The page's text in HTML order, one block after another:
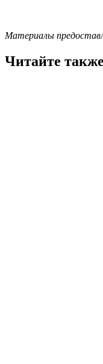
Материалы
Читайте также